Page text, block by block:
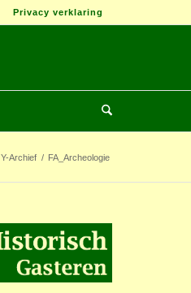
Privacy verklaring
Y-Archief / FA_Archeologie